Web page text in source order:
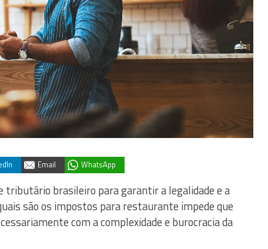
Email WhatsApp
tributário brasileiro para garantir a legalidade e a
são os impostos para restaurante impede que
com a complexidade e burocracia da